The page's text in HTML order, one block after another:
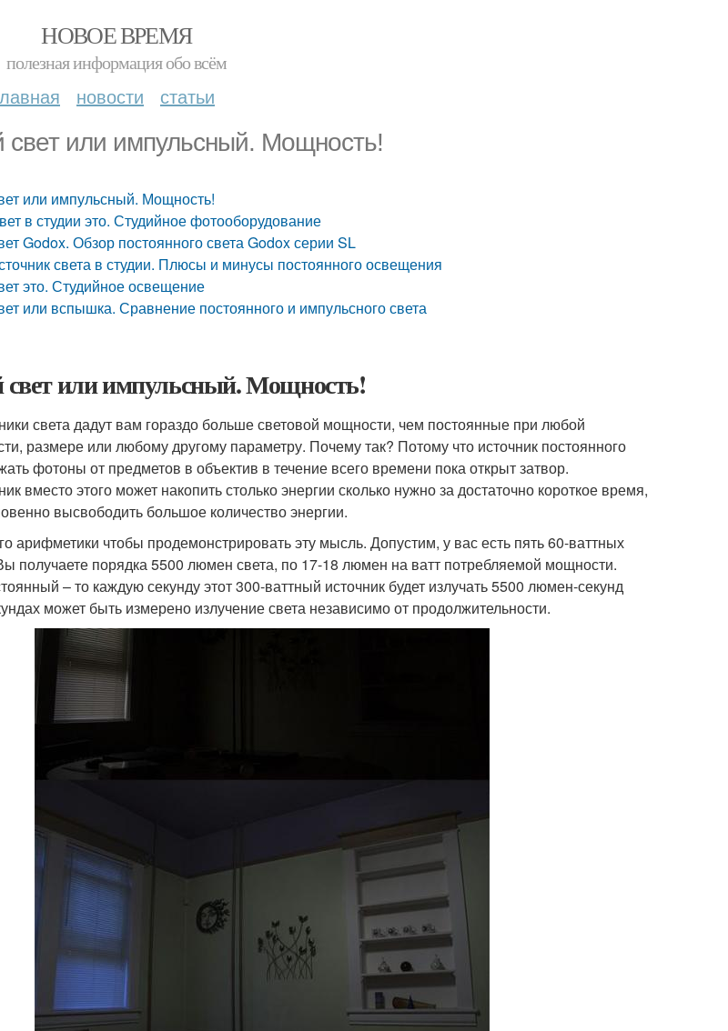
НОВОЕ ВРЕМЯ
полезная информация обо всём
новости статьи
свет или импульсный. Мощность!
или импульсный. Мощность!
в студии это. Студийное фотооборудование
Godox. Обзор постоянного света Godox серии SL
света в студии. Плюсы и минусы постоянного освещения
это. Студийное освещение
или вспышка. Сравнение постоянного и импульсного света
или импульсный. Мощность!
света дадут вам гораздо больше световой мощности, чем постоянные при любой
размере или любому другому параметру. Почему так? Потому что источник постоянного
фотоны от предметов в объектив в течение всего времени пока открыт затвор.
вместо этого может накопить столько энергии сколько нужно за достаточно короткое время,
высвободить большое количество энергии.
арифметики чтобы продемонстрировать эту мысль. Допустим, у вас есть пять 60-ваттных
получаете порядка 5500 люмен света, по 17-18 люмен на ватт потребляемой мощности.
– то каждую секунду этот 300-ваттный источник будет излучать 5500 люмен-секунд
может быть измерено излучение света независимо от продолжительности.